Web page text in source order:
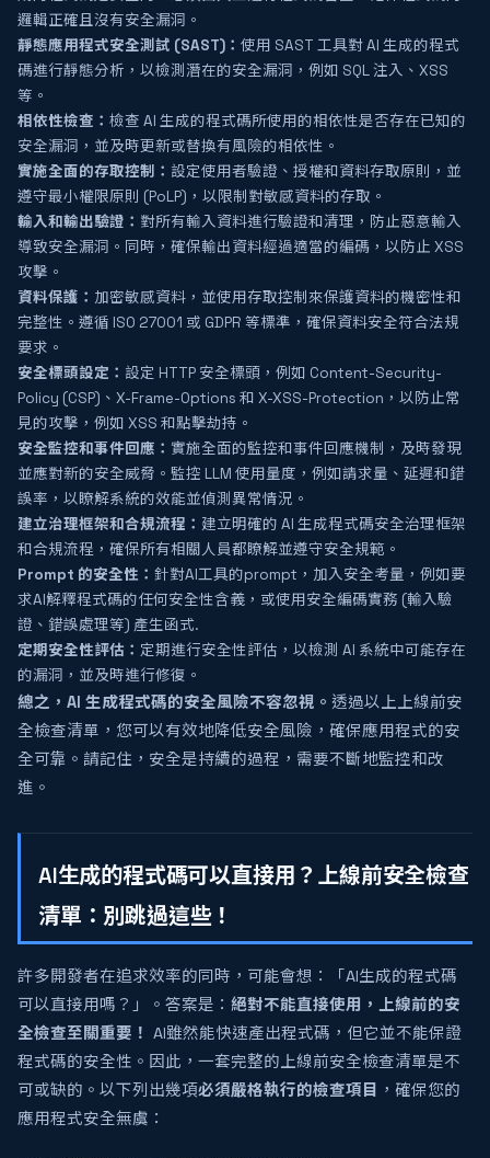
邏輯正確且沒有安全漏洞。
靜態應用程式安全測試 (SAST)： 使用 SAST 工具對 AI 生成的程式
碼進行靜態分析，以檢測潛在的安全漏洞，例如 SQL 注入、XSS
等。
相依性檢查： 檢查 AI 生成的程式碼所使用的相依性是否存在已知的
安全漏洞，並及時更新或替換有風險的相依性。
實施全面的存取控制： 設定使用者驗證、授權和資料存取原則，並
遵守最小權限原則 (PoLP)，以限制對敏感資料的存取。
輸入和輸出驗證： 對所有輸入資料進行驗證和清理，防止惡意輸入
導致安全漏洞。同時，確保輸出資料經過適當的編碼，以防止 XSS
攻擊。
資料保護： 加密敏感資料，並使用存取控制來保護資料的機密性和
完整性。遵循 ISO 27001 或 GDPR 等標準，確保資料安全符合法規
要求。
安全標頭設定： 設定 HTTP 安全標頭，例如 Content-Security-
Policy (CSP)、X-Frame-Options 和 X-XSS-Protection，以防止常
見的攻擊，例如 XSS 和點擊劫持。
安全監控和事件回應： 實施全面的監控和事件回應機制，及時發現
並應對新的安全威脅。監控 LLM 使用量度，例如請求量、延遲和錯
誤率，以瞭解系統的效能並偵測異常情況。
建立治理框架和合規流程： 建立明確的 AI 生成程式碼安全治理框架
和合規流程，確保所有相關人員都瞭解並遵守安全規範。
Prompt 的安全性： 針對AI工具的prompt，加入安全考量，例如要
求AI解釋程式碼的任何安全性含義，或使用安全編碼實務 (輸入驗
證、錯誤處理等) 產生函式.
定期安全性評估： 定期進行安全性評估，以檢測 AI 系統中可能存在
的漏洞，並及時進行修復。
總之，AI 生成程式碼的安全風險不容忽視。 透過以上上線前安
全檢查清單，您可以有效地降低安全風險，確保應用程式的安
全可靠。請記住，安全是持續的過程，需要不斷地監控和改
進。
AI生成的程式碼可以直接用？上線前安全檢查
清單：別跳過這些！
許多開發者在追求效率的同時，可能會想：「AI生成的程式碼
可以直接用嗎？」。答案是： 絕對不能直接使用，上線前的安
全檢查至關重要！ AI雖然能快速產出程式碼，但它並不能保證
程式碼的安全性。因此，一套完整的上線前安全檢查清單是不
可或缺的。以下列出幾項必須嚴格執行的檢查項目 ，確保您的
應用程式安全無虞：